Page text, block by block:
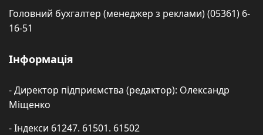
Головний бухгалтер (менеджер з реклами) (05361) 6-
16-51
Інформація
- Директор підприємства (редактор): Олександр
Міщенко
- Індекси 61247. 61501. 61502